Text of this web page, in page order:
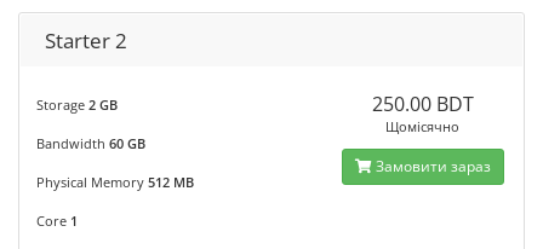
Starter 2
Storage 2 GB
Bandwidth 60 GB
Physical Memory 512 MB
Core 1
250.00 BDT
Щомісячно
Замовити зараз